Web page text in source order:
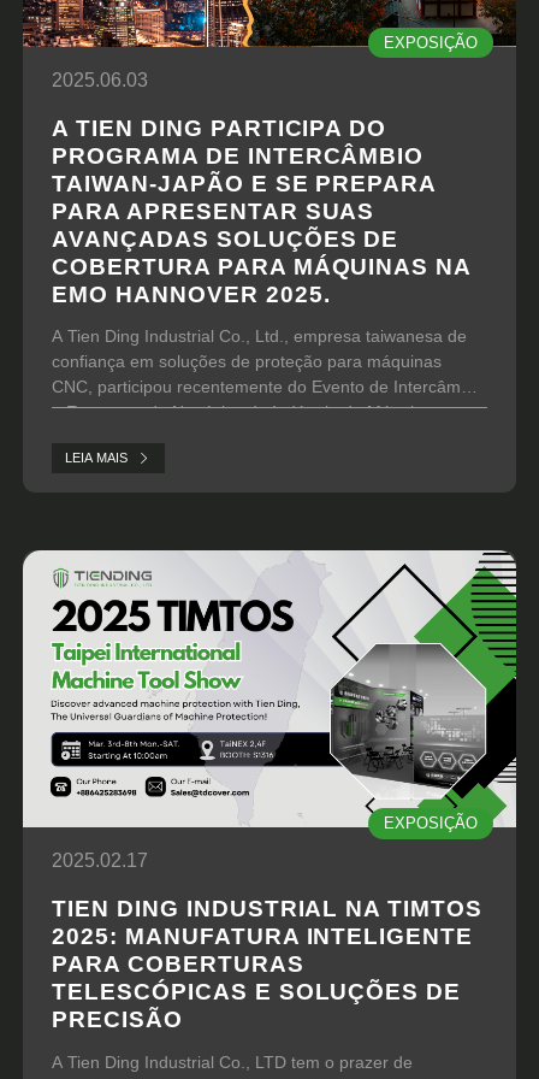
EXPOSIÇÃO
2025.06.03
A TIEN DING PARTICIPA DO
PROGRAMA DE INTERCÂMBIO
TAIWAN-JAPÃO E SE PREPARA
PARA APRESENTAR SUAS
AVANÇADAS SOLUÇÕES DE
COBERTURA PARA MÁQUINAS NA
EMO HANNOVER 2025.
A Tien Ding Industrial Co., Ltd., empresa taiwanesa de
confiança em soluções de proteção para máquinas
CNC, participou recentemente do Evento de Intercâmbio
e Encontros de Negócios da Indústria de Máquinas
LEIA MAIS
EXPOSIÇÃO
2025.02.17
TIEN DING INDUSTRIAL NA TIMTOS
2025: MANUFATURA INTELIGENTE
PARA COBERTURAS
TELESCÓPICAS E SOLUÇÕES DE
PRECISÃO
A Tien Ding Industrial Co., LTD tem o prazer de